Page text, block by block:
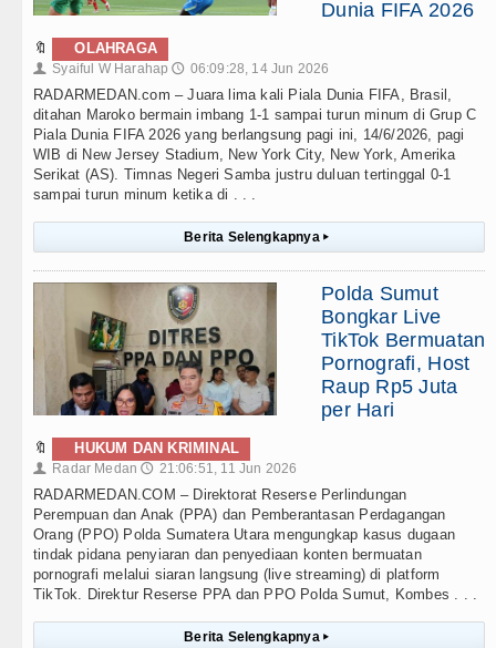
Dunia FIFA 2026
🔖 OLAHRAGA
👤 Syaiful W Harahap 🕔 06:09:28, 14 Jun 2026
RADARMEDAN.com – Juara lima kali Piala Dunia FIFA, Brasil,
ditahan Maroko bermain imbang 1-1 sampai turun minum di Grup C
Piala Dunia FIFA 2026 yang berlangsung pagi ini, 14/6/2026, pagi
WIB di New Jersey Stadium, New York City, New York, Amerika
Serikat (AS). Timnas Negeri Samba justru duluan tertinggal 0-1
sampai turun minum ketika di . . .
Berita Selengkapnya ▸
Polda Sumut
Bongkar Live
TikTok Bermuatan
Pornografi, Host
Raup Rp5 Juta
per Hari
🔖 HUKUM DAN KRIMINAL
👤 Radar Medan 🕔 21:06:51, 11 Jun 2026
RADARMEDAN.COM – Direktorat Reserse Perlindungan
Perempuan dan Anak (PPA) dan Pemberantasan Perdagangan
Orang (PPO) Polda Sumatera Utara mengungkap kasus dugaan
tindak pidana penyiaran dan penyediaan konten bermuatan
pornografi melalui siaran langsung (live streaming) di platform
TikTok. Direktur Reserse PPA dan PPO Polda Sumut, Kombes . . .
Berita Selengkapnya ▸